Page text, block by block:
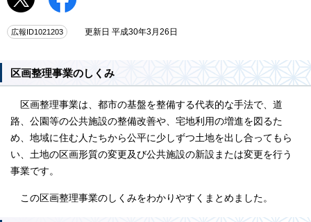
広報ID1021203 更新日 平成30年3月26日
区画整理事業のしくみ
区画整理事業は、都市の基盤を整備する代表的な手法で、道
路、公園等の公共施設の整備改善や、宅地利用の増進を図るた
め、地域に住む人たちから公平に少しずつ土地を出し合ってもら
い、土地の区画形質の変更及び公共施設の新設または変更を行う
事業です。
この区画整理事業のしくみをわかりやすくまとめました。